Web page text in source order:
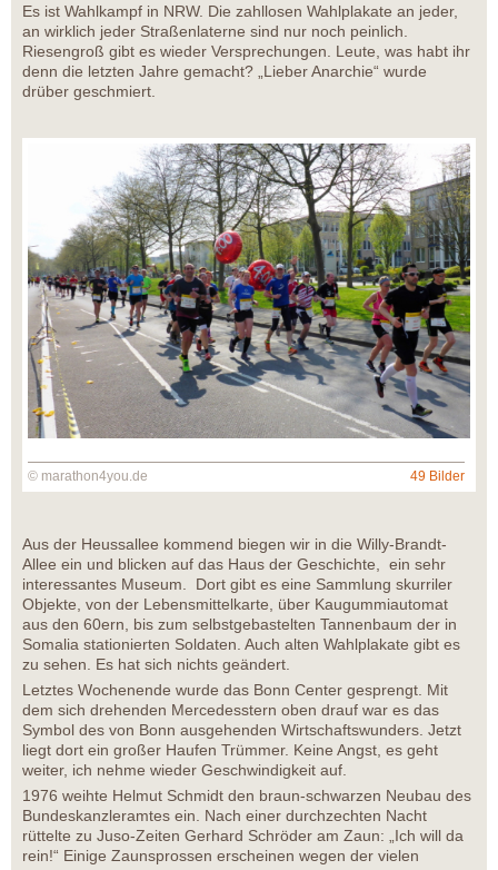
Es ist Wahlkampf in NRW. Die zahllosen Wahlplakate an jeder,
an wirklich jeder Straßenlaterne sind nur noch peinlich.
Riesengroß gibt es wieder Versprechungen. Leute, was habt ihr
denn die letzten Jahre gemacht? „Lieber Anarchie“ wurde
drüber geschmiert.
© marathon4you.de 49 Bilder
Aus der Heussallee kommend biegen wir in die Willy-Brandt-
Allee ein und blicken auf das Haus der Geschichte, ein sehr
interessantes Museum. Dort gibt es eine Sammlung skurriler
Objekte, von der Lebensmittelkarte, über Kaugummiautomat
aus den 60ern, bis zum selbstgebastelten Tannenbaum der in
Somalia stationierten Soldaten. Auch alten Wahlplakate gibt es
zu sehen. Es hat sich nichts geändert.
Letztes Wochenende wurde das Bonn Center gesprengt. Mit
dem sich drehenden Mercedesstern oben drauf war es das
Symbol des von Bonn ausgehenden Wirtschaftswunders. Jetzt
liegt dort ein großer Haufen Trümmer. Keine Angst, es geht
weiter, ich nehme wieder Geschwindigkeit auf.
1976 weihte Helmut Schmidt den braun-schwarzen Neubau des
Bundeskanzleramtes ein. Nach einer durchzechten Nacht
rüttelte zu Juso-Zeiten Gerhard Schröder am Zaun: „Ich will da
rein!“ Einige Zaunsprossen erscheinen wegen der vielen